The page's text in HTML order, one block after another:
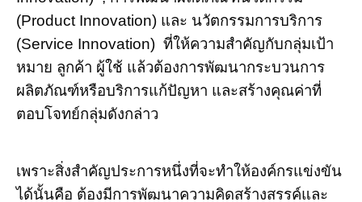
(Product Innovation) และ นวัตกรรมการบริการ
(Service Innovation) ที่ให้ความสำคัญกับกลุ่มเป้า
หมาย ลูกค้า ผู้ใช้ แล้วต้องการพัฒนากระบวนการ
ผลิตภัณฑ์หรือบริการแก้ปัญหา และสร้างคุณค่าที่
ตอบโจทย์กลุ่มดังกล่าว
เพราะสิ่งสำคัญประการหนึ่งที่จะทำให้องค์กรแข่งขัน
ได้นั้นคือ ต้องมีการพัฒนาความคิดสร้างสรรค์และ